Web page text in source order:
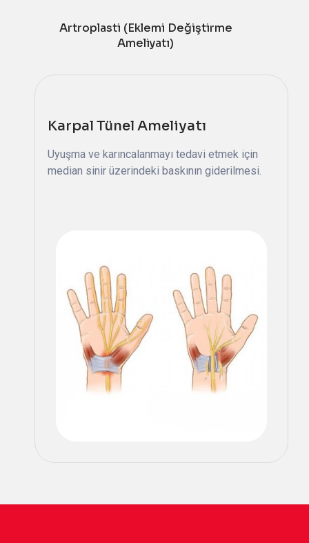
Artroplasti (Eklemi Değiştirme
Ameliyatı)
Karpal Tünel Ameliyatı
Uyuşma ve karıncalanmayı tedavi etmek için
median sinir üzerindeki baskının giderilmesi.